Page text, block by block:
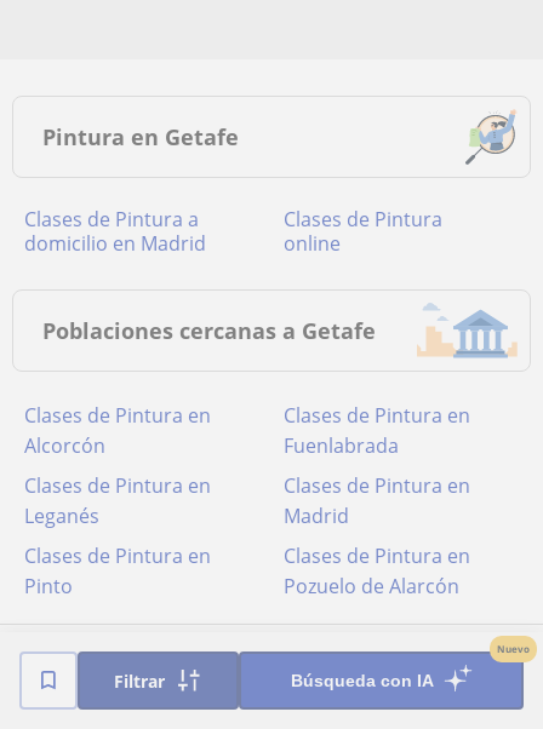
Filtrar Búsqueda con IA
Nuevo
Pintura en Getafe
Clases de Pintura a
domicilio en Madrid
Clases de Pintura
online
Poblaciones cercanas a Getafe
Clases de Pintura en
Alcorcón
Clases de Pintura en
Fuenlabrada
Clases de Pintura en
Leganés
Clases de Pintura en
Madrid
Clases de Pintura en
Pinto
Clases de Pintura en
Pozuelo de Alarcón